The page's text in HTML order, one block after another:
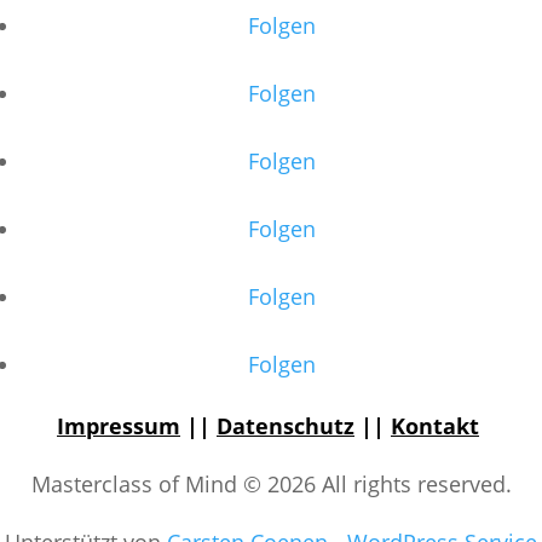
Folgen
Folgen
Folgen
Folgen
Folgen
Folgen
Impressum || Datenschutz || Kontakt
Masterclass of Mind © 2026 All rights reserved.